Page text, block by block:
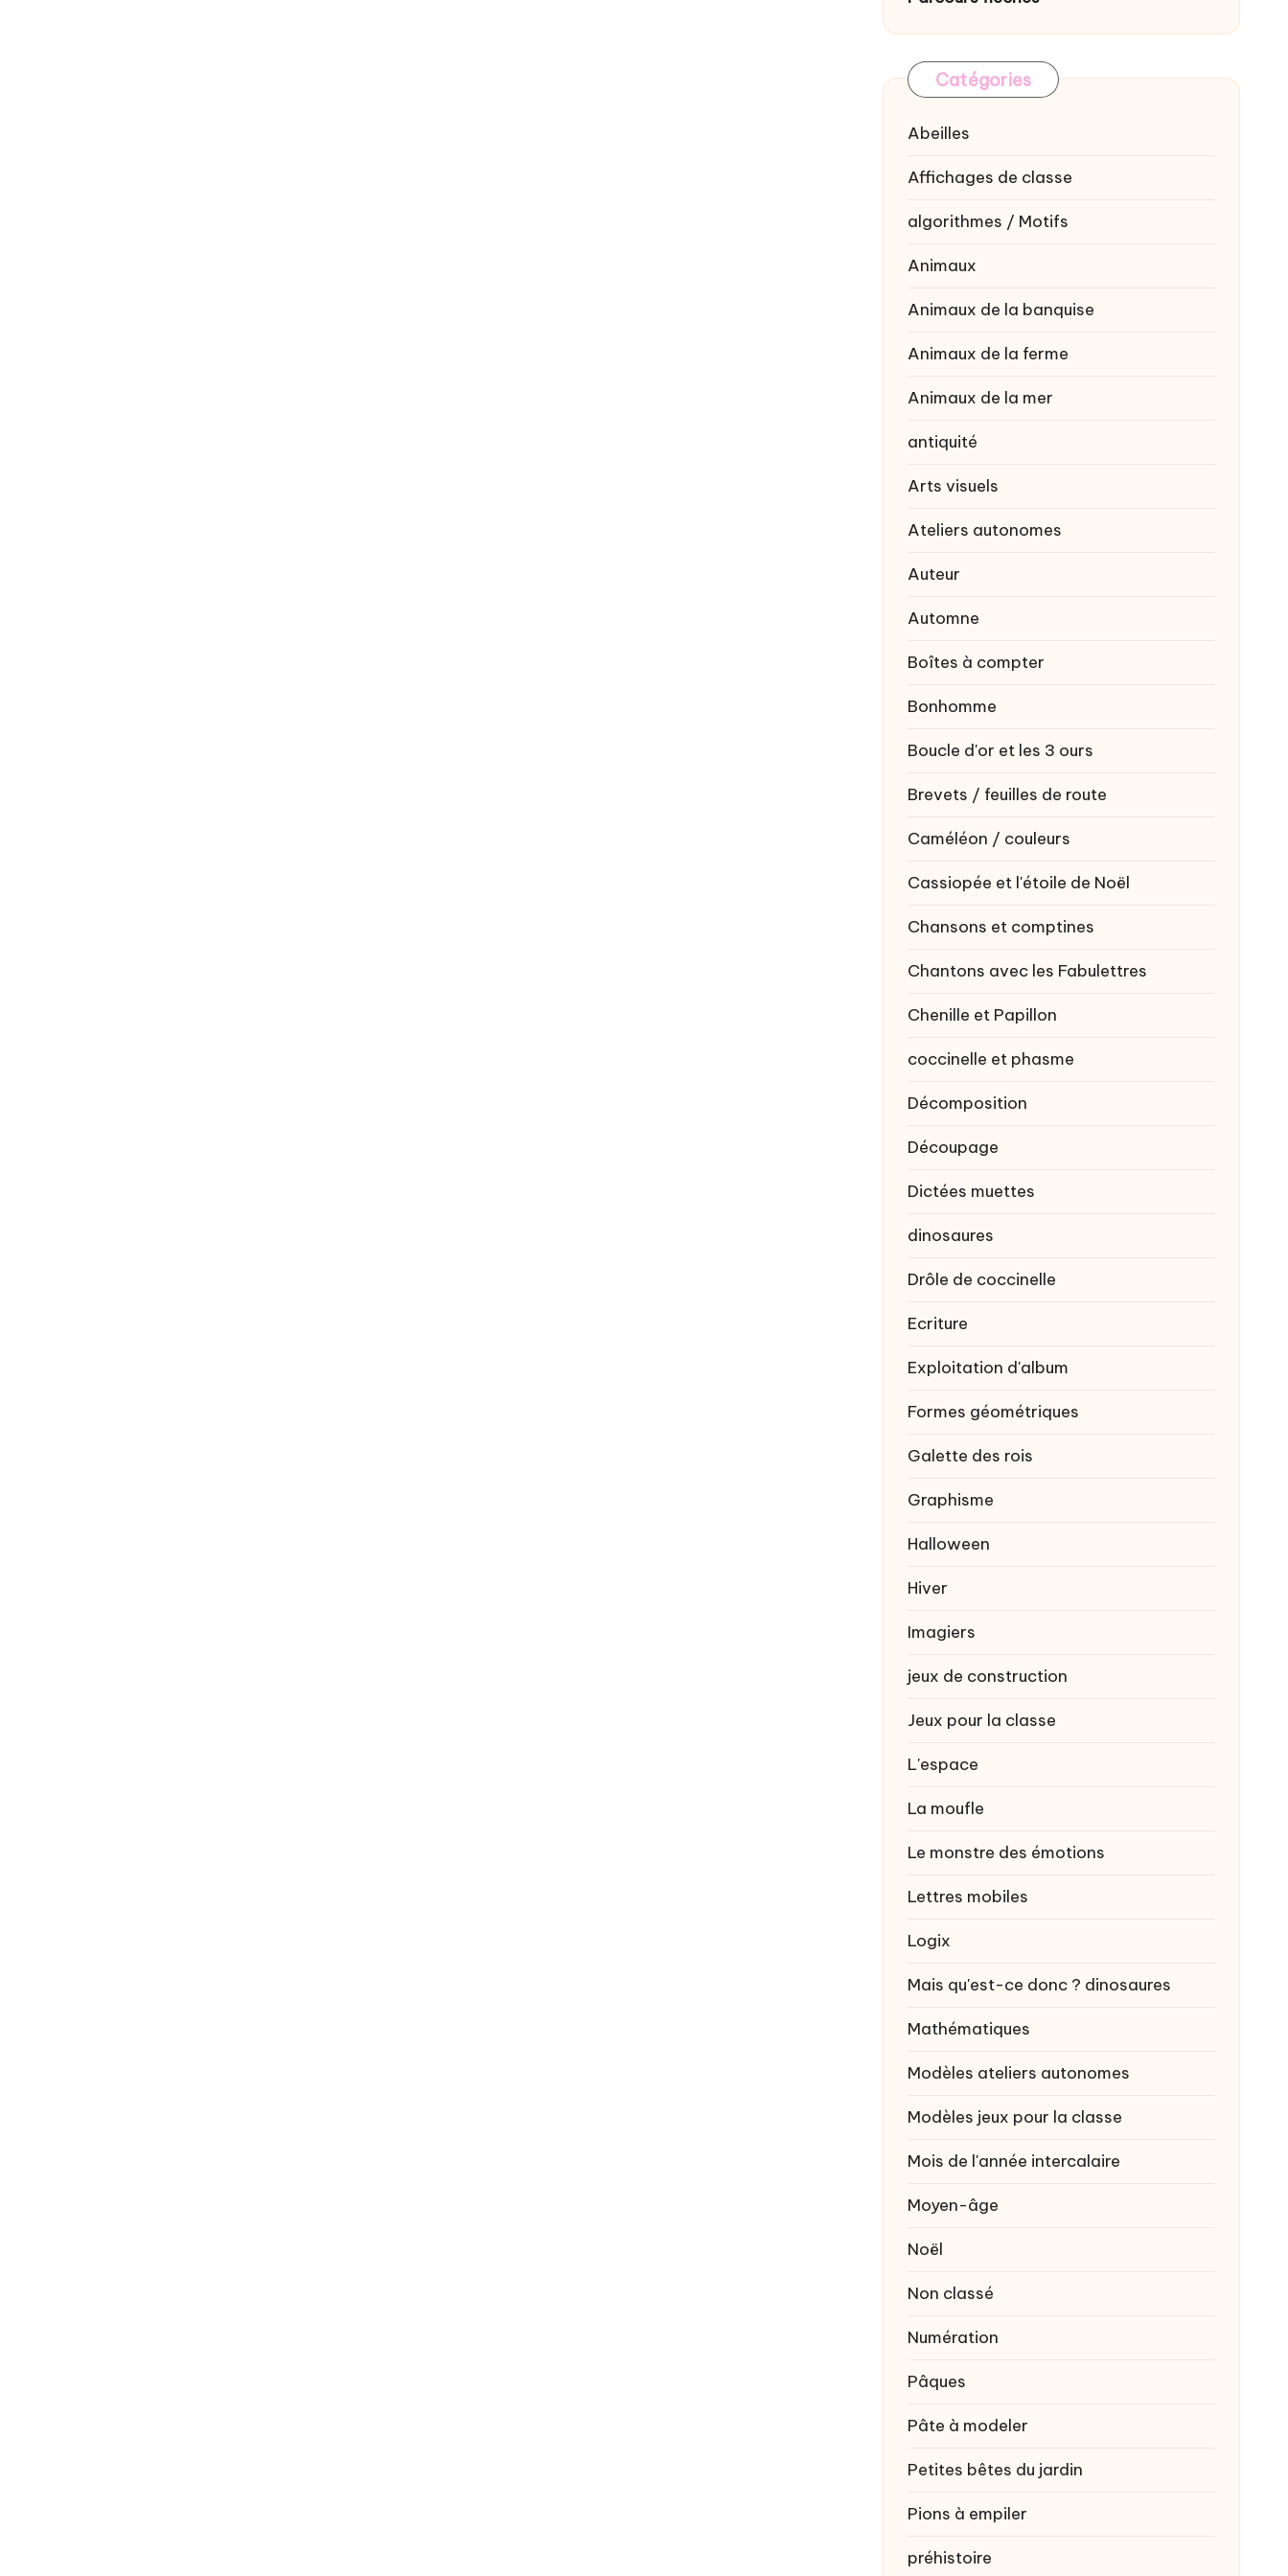
Catégories
Abeilles
Affichages de classe
algorithmes / Motifs
Animaux
Animaux de la banquise
Animaux de la ferme
Animaux de la mer
antiquité
Arts visuels
Ateliers autonomes
Auteur
Automne
Boîtes à compter
Bonhomme
Boucle d'or et les 3 ours
Brevets / feuilles de route
Caméléon / couleurs
Cassiopée et l'étoile de Noël
Chansons et comptines
Chantons avec les Fabulettres
Chenille et Papillon
coccinelle et phasme
Décomposition
Découpage
Dictées muettes
dinosaures
Drôle de coccinelle
Ecriture
Exploitation d'album
Formes géométriques
Galette des rois
Graphisme
Halloween
Hiver
Imagiers
jeux de construction
Jeux pour la classe
L'espace
La moufle
Le monstre des émotions
Lettres mobiles
Logix
Mais qu'est-ce donc ? dinosaures
Mathématiques
Modèles ateliers autonomes
Modèles jeux pour la classe
Mois de l'année intercalaire
Moyen-âge
Noël
Non classé
Numération
Pâques
Pâte à modeler
Petites bêtes du jardin
Pions à empiler
préhistoire